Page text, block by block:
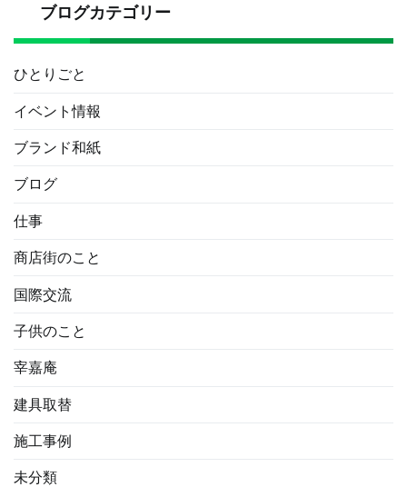
ブログカテゴリー
ひとりごと
イベント情報
ブランド和紙
ブログ
仕事
商店街のこと
国際交流
子供のこと
宰嘉庵
建具取替
施工事例
未分類